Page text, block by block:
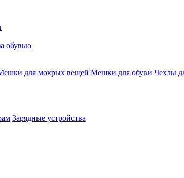
обувью
для мокрых вещей Мешки для обуви Чехлы
Зарядные устройства